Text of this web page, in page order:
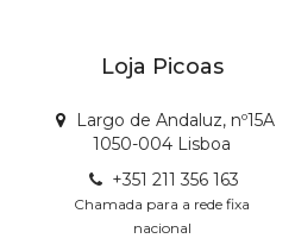
Loja Picoas
Largo de Andaluz, nº15A
1050-004 Lisboa
+351 211 356 163
Chamada para a rede fixa
nacional